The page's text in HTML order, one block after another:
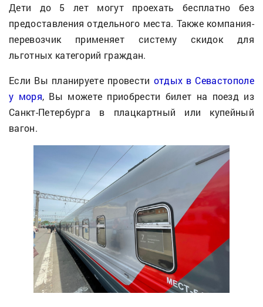
Дети до 5 лет могут проехать бесплатно без
предоставления отдельного места. Также компания-
перевозчик применяет систему скидок для
льготных категорий граждан.
Если Вы планируете провести отдых в Севастополе
у моря, Вы можете приобрести билет на поезд из
Санкт-Петербурга в плацкартный или купейный
вагон.